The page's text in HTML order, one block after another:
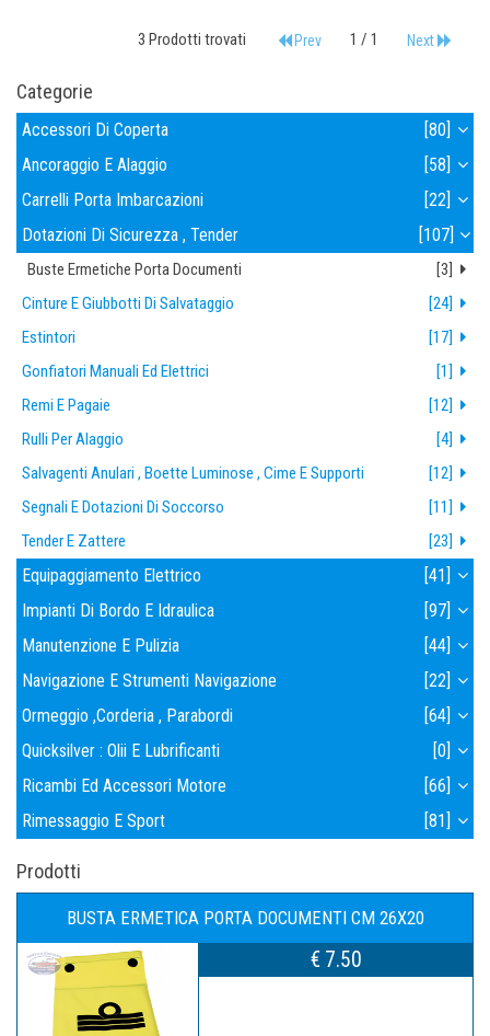
3 Prodotti trovati Prev 1 / 1 Next
Categorie
Accessori Di Coperta
[80]
Ancoraggio E Alaggio
[58]
Carrelli Porta Imbarcazioni
[22]
Dotazioni Di Sicurezza , Tender
[107]
Buste Ermetiche Porta Documenti
[3]
Cinture E Giubbotti Di Salvataggio
[24]
Estintori
[17]
Gonfiatori Manuali Ed Elettrici
[1]
Remi E Pagaie
[12]
Rulli Per Alaggio
[4]
Salvagenti Anulari , Boette Luminose , Cime E Supporti
[12]
Segnali E Dotazioni Di Soccorso
[11]
Tender E Zattere
[23]
Equipaggiamento Elettrico
[41]
Impianti Di Bordo E Idraulica
[97]
Manutenzione E Pulizia
[44]
Navigazione E Strumenti Navigazione
[22]
Ormeggio ,corderia , Parabordi
[64]
Quicksilver : Olii E Lubrificanti
[0]
Ricambi Ed Accessori Motore
[66]
Rimessaggio E Sport
[81]
Prodotti
BUSTA ERMETICA PORTA DOCUMENTI CM 26X20
€ 7.50